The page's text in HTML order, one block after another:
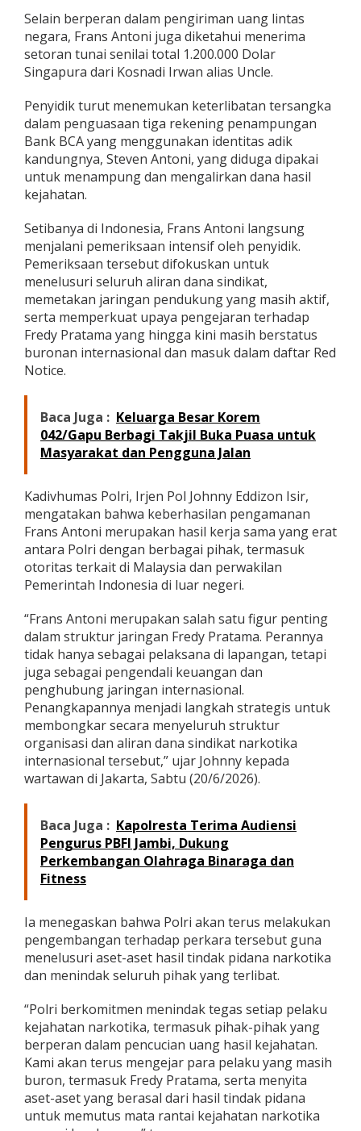
I
n
t
e
r
a
s
o
n
a
Selain berperan dalam pengiriman uang lintas
negara, Frans Antoni juga diketahui menerima
setoran tunai senilai total 1.200.000 Dolar
Singapura dari Kosnadi Irwan alias Uncle.
Penyidik turut menemukan keterlibatan tersangka
dalam penguasaan tiga rekening penampungan
Bank BCA yang menggunakan identitas adik
kandungnya, Steven Antoni, yang diduga dipakai
untuk menampung dan mengalirkan dana hasil
kejahatan.
Setibanya di Indonesia, Frans Antoni langsung
menjalani pemeriksaan intensif oleh penyidik.
Pemeriksaan tersebut difokuskan untuk
menelusuri seluruh aliran dana sindikat,
memetakan jaringan pendukung yang masih aktif,
serta memperkuat upaya pengejaran terhadap
Fredy Pratama yang hingga kini masih berstatus
buronan internasional dan masuk dalam daftar Red
Notice.
Baca Juga : Keluarga Besar Korem
042/Gapu Berbagi Takjil Buka Puasa untuk
Masyarakat dan Pengguna Jalan
Kadivhumas Polri, Irjen Pol Johnny Eddizon Isir,
mengatakan bahwa keberhasilan pengamanan
Frans Antoni merupakan hasil kerja sama yang erat
antara Polri dengan berbagai pihak, termasuk
otoritas terkait di Malaysia dan perwakilan
Pemerintah Indonesia di luar negeri.
“Frans Antoni merupakan salah satu figur penting
dalam struktur jaringan Fredy Pratama. Perannya
tidak hanya sebagai pelaksana di lapangan, tetapi
juga sebagai pengendali keuangan dan
penghubung jaringan internasional.
Penangkapannya menjadi langkah strategis untuk
membongkar secara menyeluruh struktur
organisasi dan aliran dana sindikat narkotika
internasional tersebut,” ujar Johnny kepada
wartawan di Jakarta, Sabtu (20/6/2026).
Baca Juga : Kapolresta Terima Audiensi
Pengurus PBFI Jambi, Dukung
Perkembangan Olahraga Binaraga dan
Fitness
Ia menegaskan bahwa Polri akan terus melakukan
pengembangan terhadap perkara tersebut guna
menelusuri aset-aset hasil tindak pidana narkotika
dan menindak seluruh pihak yang terlibat.
“Polri berkomitmen menindak tegas setiap pelaku
kejahatan narkotika, termasuk pihak-pihak yang
berperan dalam pencucian uang hasil kejahatan.
Kami akan terus mengejar para pelaku yang masih
buron, termasuk Fredy Pratama, serta menyita
aset-aset yang berasal dari hasil tindak pidana
untuk memutus mata rantai kejahatan narkotika